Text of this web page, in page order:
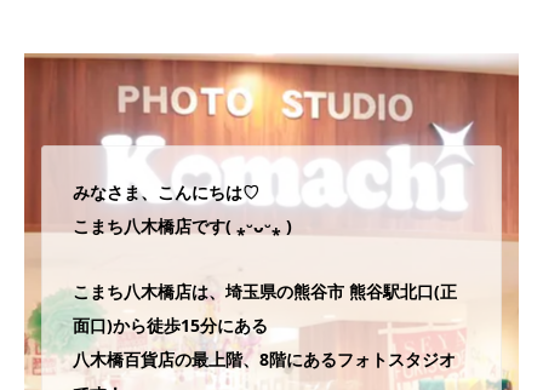
みなさま、こんにちは♡
こまち八木橋店です( ⁎ᵕᴗᵕ⁎ )
こまち八木橋店は、埼玉県の熊谷市 熊谷駅北口(正
面口)から徒歩15分にある
八木橋百貨店の最上階、8階にあるフォトスタジオ